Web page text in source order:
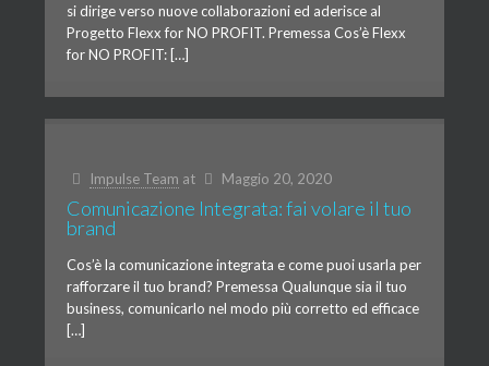
si dirige verso nuove collaborazioni ed aderisce al
Progetto Flexx for NO PROFIT. Premessa Cos’è Flexx
for NO PROFIT: […]
Impulse Team at Maggio 20, 2020
Comunicazione Integrata: fai volare il tuo
brand
Cos’è la comunicazione integrata e come puoi usarla per
rafforzare il tuo brand? Premessa Qualunque sia il tuo
business, comunicarlo nel modo più corretto ed efficace
[…]